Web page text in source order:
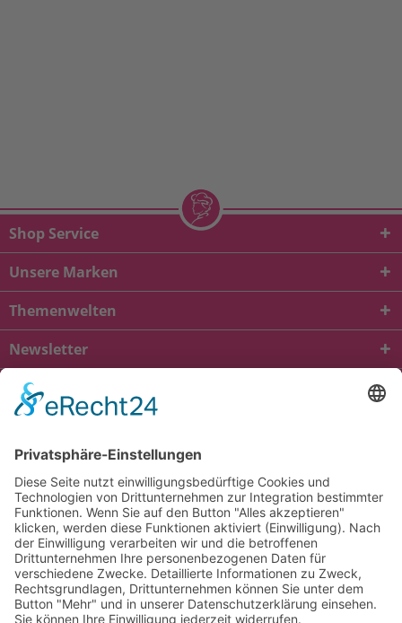
Shop Service
Unsere Marken
Themenwelten
Newsletter
* Alle Preise inkl. gesetzl. Mehrwertsteuer zzgl.
und ggf.
Nachnahmegebühren, wenn nicht anders beschrieben
viba.de
4.90von5.00bei1685
Kontakt Versandkosten und Lieferung
Zahlungsarten
FAQ – Häufig gestellte Fragen
Mein Konto
Allgemeine Geschäftsbedingungen
Datenschutz
Impressum
Barrierefreiheit
Cookie-Einstellungen
Widerrufsbelehrung